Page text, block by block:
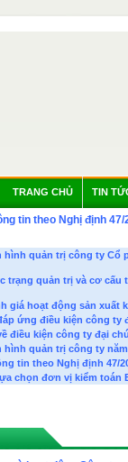
TRANG CHỦ TIN
tin theo Nghị định
hình quản trị công ty Cổ
trạng quản trị và cơ cấu
giá hoạt động sản xuất
ứng điều kiện công ty
điều kiện công ty đại
hình quản trị công ty năm
tin theo Nghị định 47/
chọn đơn vị kiểm toán